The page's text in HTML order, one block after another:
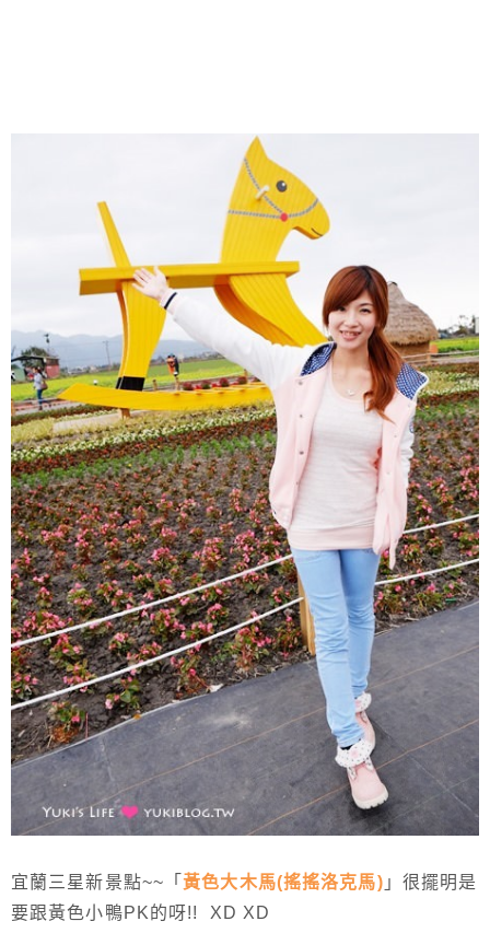
宜蘭三星新景點~~「黃色大木馬(搖搖洛克馬) 」很擺明是
要跟黃色小鴨PK的呀!! XD XD